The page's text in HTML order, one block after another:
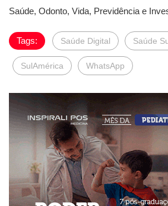
Saúde, Odonto, Vida, Previdência e
Tags: Saúde Digital Saúde
SulAmérica WhatsApp